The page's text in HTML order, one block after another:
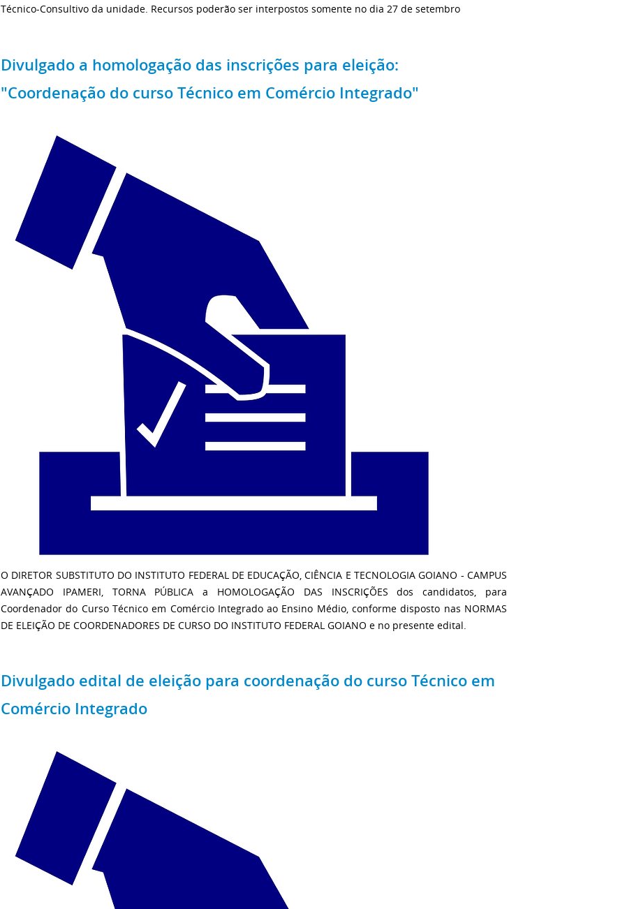
Técnico-Consultivo da unidade. Recursos poderão ser interpostos somente no dia 27 de setembro
Divulgado a homologação das inscrições para eleição:
"Coordenação do curso Técnico em Comércio Integrado"
O DIRETOR SUBSTITUTO DO INSTITUTO FEDERAL DE EDUCAÇÃO, CIÊNCIA E TECNOLOGIA GOIANO - CAMPUS
AVANÇADO IPAMERI, TORNA PÚBLICA a HOMOLOGAÇÃO DAS INSCRIÇÕES dos candidatos, para
Coordenador do Curso Técnico em Comércio Integrado ao Ensino Médio, conforme disposto nas NORMAS
DE ELEIÇÃO DE COORDENADORES DE CURSO DO INSTITUTO FEDERAL GOIANO e no presente edital.
Divulgado edital de eleição para coordenação do curso Técnico em
Comércio Integrado